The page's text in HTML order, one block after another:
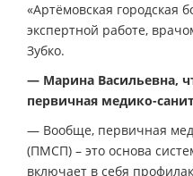
«Артёмовская городская
экспертной работе,
Зубко.
— Марина Васильевна,
первичная медико-
— Вообще, первичная
(ПМСП) – это основа
включает в себя